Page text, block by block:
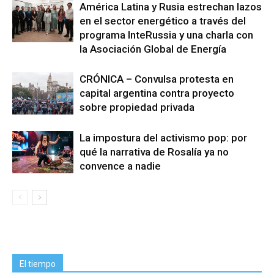
América Latina y Rusia estrechan lazos
en el sector energético a través del
programa InteRussia y una charla con
la Asociación Global de Energía
CRÓNICA – Convulsa protesta en
capital argentina contra proyecto
sobre propiedad privada
La impostura del activismo pop: por
qué la narrativa de Rosalía ya no
convence a nadie
El tiempo